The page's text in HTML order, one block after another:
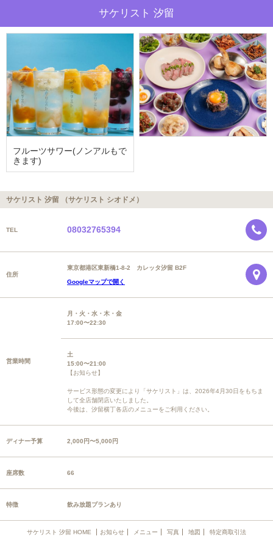
サケリスト 汐留
フルーツサワー(ノンアルもで
きます)
サケリスト 汐留 （サケリスト シオドメ）
TEL 08032765394
住所
東京都港区東新橋1-8-2 カレッタ汐留 B2F
Googleマップで開く
営業時間
月・火・水・木・金
17:00〜22:30
土
15:00〜21:00
【お知らせ】
サービス形態の変更により「サケリスト」は、2026年4月30日をもちま
して全店舗閉店いたしました。
今後は、汐留横丁各店のメニューをご利用ください。
ディナー予算 2,000円〜5,000円
座席数 66
特徴 飲み放題プランあり
サケリスト 汐留 HOME お知らせ メニュー 写真 地図 特定商取引法